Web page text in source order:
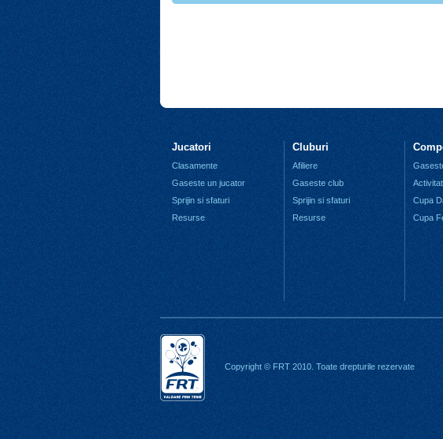
Jucatori
Clasamente
Gaseste un jucator
Sprijin si sfaturi
Resurse
Cluburi
Afiliere
Gaseste club
Sprijin si sfaturi
Resurse
Cupa
Cupa
Copyright © FRT 2010. Toate drepturile rezervate